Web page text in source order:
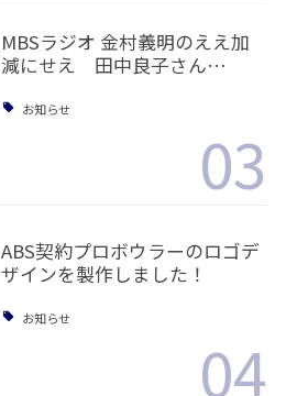
MBSラジオ 金村義明のええ加
減にせえ 田中良子さん…
お知らせ
03
ABS契約プロボウラーのロゴデ
ザインを製作しました！
お知らせ
04